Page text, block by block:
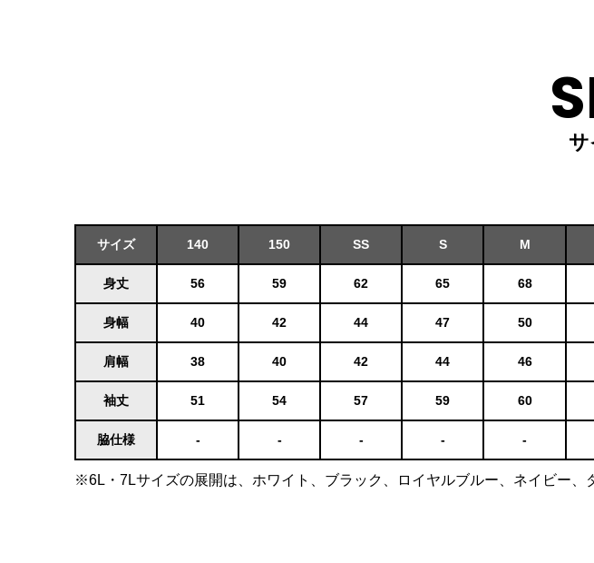
サ
サイズ 140 150 SS S M
身丈 56 59 62 65 68
身幅 40 42 44 47 50
肩幅 38 40 42 44 46
袖丈 51 54 57 59 60
脇仕様 - - - - -
※6L・7Lサイズの展開は、ホワイト、ブラック、ロイヤルブルー、ネイビー、